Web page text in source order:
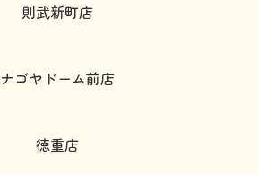
則武新町店
ナゴヤドーム前店
徳重店